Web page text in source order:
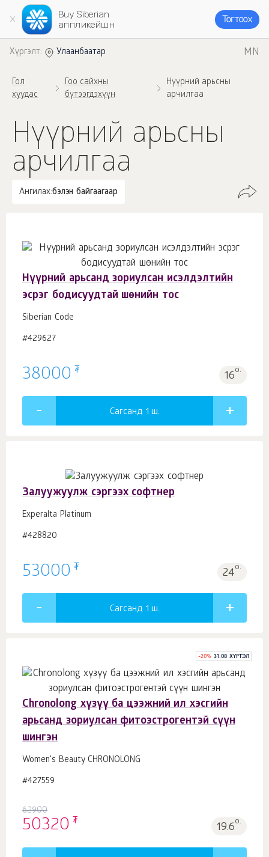
Buy Siberian
аппликейшн
Тогтоох
Хүргэлт: Улаанбаатар MN
Гол
хуудас
Гоо сайхны
бүтээгдэхүүн
Нүүрний арьсны
арчилгаа
Нүүрний арьсны
арчилгаа
Ангилах:бэлэн байгаагаар
Нүүрний арьсанд зориулсан исэлдэлтийн
эсрэг бодисуудтай шөнийн тос
Siberian Code
#429627
38000 ₮ 16о.
Сагсанд 1 ш.
Залуужуулж сэргээх софтнер
Experalta Platinum
#428820
53000 ₮ 24о.
Сагсанд 1 ш.
-20% 31.08 ХҮРТЭЛ
Chronolong хүзүү ба цээжний ил хэсгийн
арьсанд зориулсан фитоэстрогентэй сүүн
шингэн
Women's Beauty CHRONOLONG
#427559
62900
50320 ₮ 19.6о.